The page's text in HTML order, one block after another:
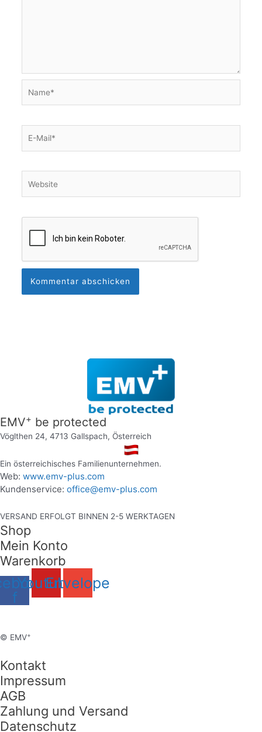
Mail*
EMV+ be protected
Vöglthen 24, 4713 Gallspach, Österreich
Ein österreichisches Familienunternehmen.
Web: www.emv-plus.com
Kundenservice: office@emv-plus.com
VERSAND ERFOLGT BINNEN 2-5 WERKTAGEN
Shop
Mein Konto
Warenkorb
f
YoutubeEnvelope
© EMV+
Kontakt
Impressum
AGB
Zahlung und Versand
Datenschutz